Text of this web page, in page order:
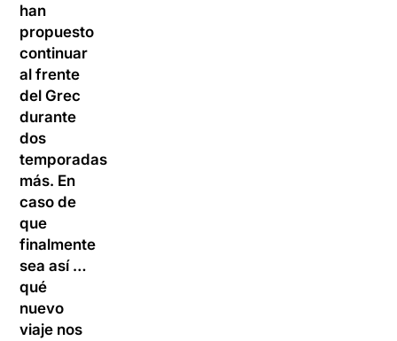
han
propuesto
continuar
al frente
del Grec
durante
dos
temporadas
más. En
caso de
que
finalmente
sea así …
qué
nuevo
viaje nos